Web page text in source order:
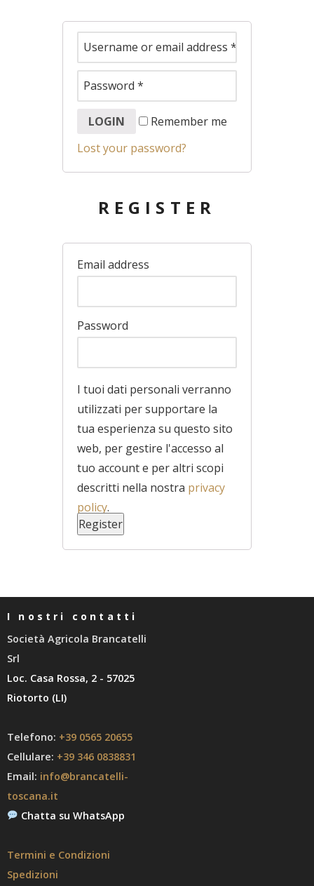
Remember me
Lost your password?
REGISTER
Email address
Password
I tuoi dati personali verranno
utilizzati per supportare la
tua esperienza su questo sito
web, per gestire l'accesso al
tuo account e per altri scopi
descritti nella nostra privacy
policy.
I nostri contatti
Società Agricola Brancatelli
Srl
Loc. Casa Rossa, 2 - 57025
Riotorto (LI)
Telefono: +39 0565 20655
Cellulare: +39 346 0838831
Email: info@brancatelli-
toscana.it
Chatta su WhatsApp
Termini e Condizioni
Spedizioni